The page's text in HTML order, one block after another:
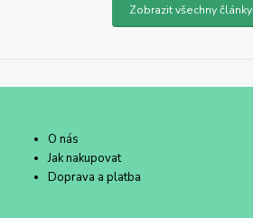
Zobrazit všechny články
O nás
Jak nakupovat
Doprava a platba